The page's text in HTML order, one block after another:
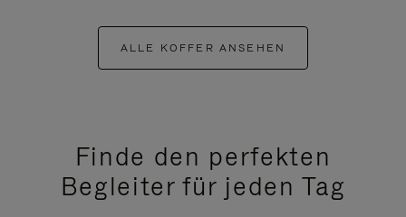
ALLE KOFFER ANSEHEN
Finde den perfekten
Begleiter für jeden Tag